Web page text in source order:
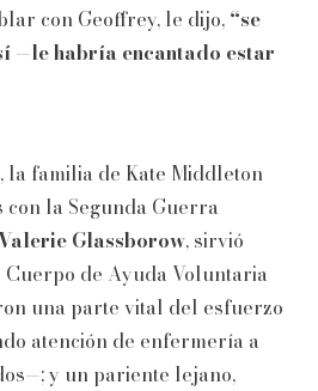
con Geoffrey, le dijo, “se
—le habría encantado estar
la familia de Kate Middleton
con la Segunda Guerra
Glassborow, sirvió
de Ayuda Voluntaria
una parte vital del esfuerzo
atención de enfermería a
y un pariente lejano,